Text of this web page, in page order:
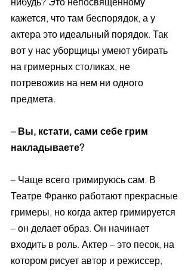
кажется, что там беспорядок, а у
актера это идеальный порядок. Так
вот у нас уборщицы умеют убирать
на гримерных столиках, не
потревожив на нем ни одного
предмета.
– Вы, кстати, сами себе грим
накладываете?
– Чаще всего гримируюсь сам. В
Театре Франко работают прекрасные
гримеры, но когда актер гримируется
– он делает образ. Он начинает
входить в роль. Актер – это песок, на
котором рисует автор и режиссер,